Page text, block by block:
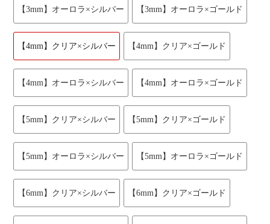
【3mm】オーロラ×シルバー 【3mm】オーロラ×ゴールド
【4mm】クリア×シルバー 【4mm】クリア×ゴールド
【4mm】オーロラ×シルバー 【4mm】オーロラ×ゴールド
【5mm】クリア×シルバー 【5mm】クリア×ゴールド
【5mm】オーロラ×シルバー 【5mm】オーロラ×ゴールド
【6mm】クリア×シルバー 【6mm】クリア×ゴールド